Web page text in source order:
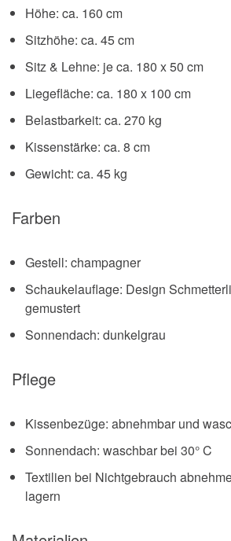
Höhe: ca. 160 cm
Sitzhöhe: ca. 45 cm
Sitz & Lehne: je ca. 180 x 50 cm
Liegefläche: ca. 180 x 100 cm
Belastbarkeit: ca. 270 kg
Kissenstärke: ca. 8 cm
Gewicht: ca. 45 kg
Farben
Gestell: champagner
Schaukelauflage: Design
gemustert
Sonnendach: dunkelgrau
Pflege
Kissenbezüge: abnehmbar und
Sonnendach: waschbar bei 30° C
Textilien bei Nichtgebrauch
lagern